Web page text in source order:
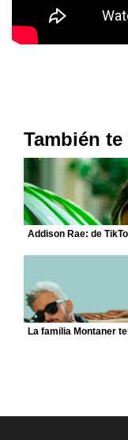
También
Addison Rae: de
La familia Montaner